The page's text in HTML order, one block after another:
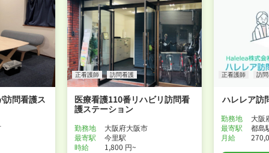
訪問看護ス
正看護師 訪問看護
医療看護110番リハビリ訪問看
護ステーション
勤務地
大阪府大阪市
最寄駅
今里駅
時給
1,800 円~
正看護師 訪
ハレレア訪
勤務地
大阪
最寄駅
都島
月給